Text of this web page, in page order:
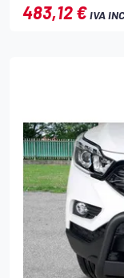
483,12 €IVA